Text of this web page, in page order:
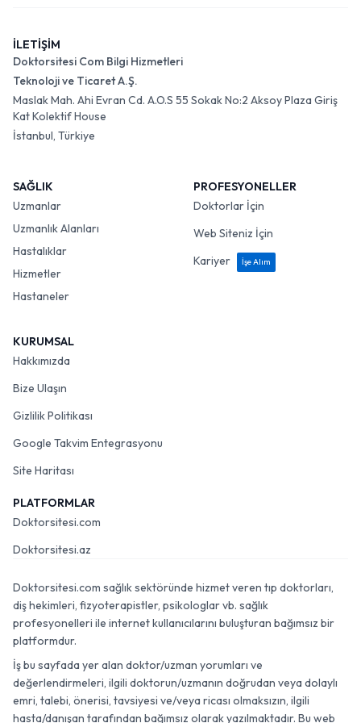
İLETİŞİM
Doktorsitesi Com Bilgi Hizmetleri
Teknoloji ve Ticaret A.Ş.
Maslak Mah. Ahi Evran Cd. A.O.S 55 Sokak No:2 Aksoy Plaza Giriş
Kat Kolektif House
İstanbul, Türkiye
SAĞLIK
Uzmanlar
Uzmanlık Alanları
Hastalıklar
Hizmetler
Hastaneler
PROFESYONELLER
Doktorlar İçin
Web Siteniz İçin
Kariyer
İşe Alım
KURUMSAL
Hakkımızda
Bize Ulaşın
Gizlilik Politikası
Google Takvim Entegrasyonu
Site Haritası
PLATFORMLAR
Doktorsitesi.com
Doktorsitesi.az
Doktorsitesi.com sağlık sektöründe hizmet veren tıp doktorları,
diş hekimleri, fizyoterapistler, psikologlar vb. sağlık
profesyonelleri ile internet kullanıcılarını buluşturan bağımsız bir
platformdur.
İş bu sayfada yer alan doktor/uzman yorumları ve
değerlendirmeleri, ilgili doktorun/uzmanın doğrudan veya dolaylı
emri, talebi, önerisi, tavsiyesi ve/veya ricası olmaksızın, ilgili
hasta/danışan tarafından bağımsız olarak yazılmaktadır. Bu web